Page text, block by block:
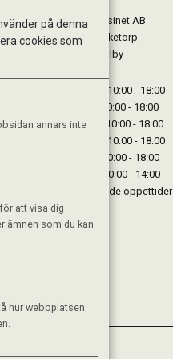
StallMagasinet AB
Västra Lärketorp
59595 Mjölby
Måndag : 10:00 - 18:00
Tisdag : 10:00 - 18:00
Onsdag : 10:00 - 18:00
Torsdag : 10:00 - 18:00
Fredag : 10:00 - 18:00
Lördag : 10:00 - 14:00
Se avvikande öppettider
på denna
cookies som
annars inte
att visa dig
ämnen som du kan
hur webbplatsen